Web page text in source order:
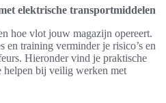
elektrische transportmiddelen
hoe vlot jouw magazijn opereert.
en training verminder je risico’s en
Hieronder vind je praktische
helpen bij veilig werken met